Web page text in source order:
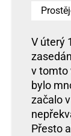
V úterý
v tomto
bylo
začalo
Přesto